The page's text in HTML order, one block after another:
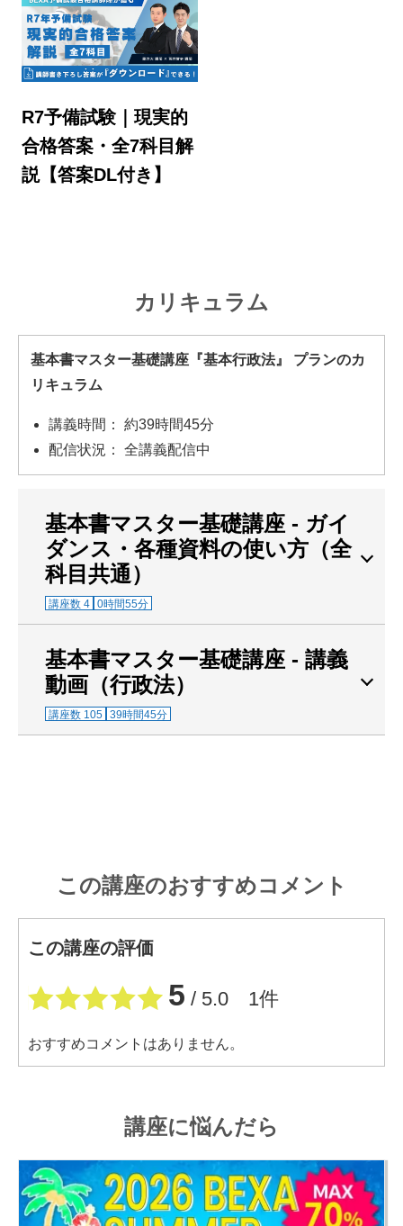
R7予備試験｜現実的
合格答案・全7科目解
説【答案DL付き】
カリキュラム
基本書マスター基礎講座『基本行政法』 プランのカ
リキュラム
講義時間： 約39時間45分
配信状況： 全講義配信中
基本書マスター基礎講座 - ガイ
ダンス・各種資料の使い方（全
科目共通）
講座数 4 0時間55分
基本書マスター基礎講座 - 講義
動画（行政法）
講座数 105 39時間45分
この講座のおすすめコメント
この講座の評価
5 / 5.0 1件
おすすめコメントはありません。
講座に悩んだら